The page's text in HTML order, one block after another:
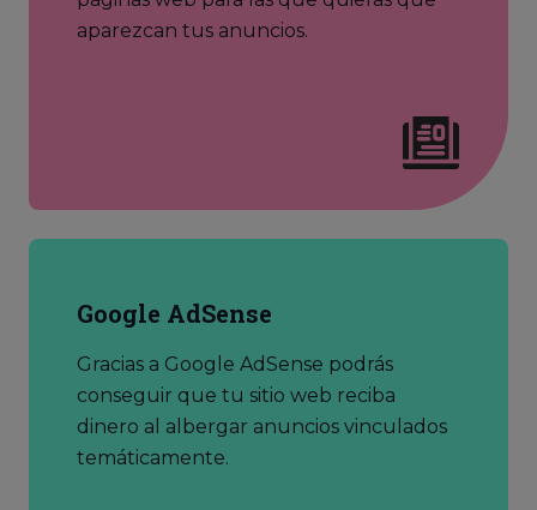
aparezcan tus anuncios.
Google AdSense
Gracias a Google AdSense podrás
conseguir que tu sitio web reciba
dinero al albergar anuncios vinculados
temáticamente.